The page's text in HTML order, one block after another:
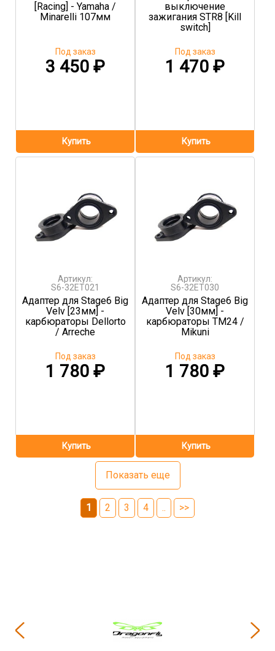
[Racing] - Yamaha /
Minarelli 107мм
3 450 ₽
Под заказ
выключение
зажигания STR8 [Kill
switch]
1 470₽
Под заказ
Артикул:
S6-32ET021
Адаптер для Stage6 Big
Velv [23мм] -
карбюраторы Dellorto
/ Arreche
1 780 ₽
Под заказ
Артикул:
S6-32ET030
Адаптер для Stage6 Big
Velv [30мм] -
карбюраторы TM24 /
Mikuni
1 780₽
Под заказ
Показать еще
1 2 3 4 .. >>